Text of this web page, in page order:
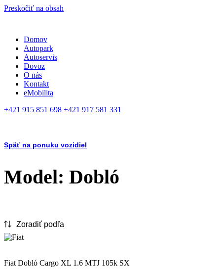
Preskočiť na obsah
Domov
Autopark
Autoservis
Dovoz
O nás
Kontakt
eMobilita
+421 915 851 698 +421 917 581 331
Späť na ponuku vozidiel
Model: Dobló
Fiat Dobló Cargo XL 1.6 MTJ 105k SX